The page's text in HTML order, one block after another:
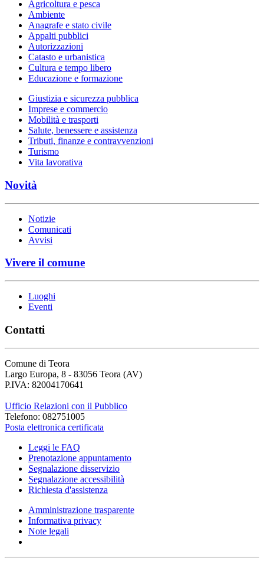
Agricoltura e pesca
Ambiente
Anagrafe e stato civile
Appalti pubblici
Autorizzazioni
Catasto e urbanistica
Cultura e tempo libero
Educazione e formazione
Giustizia e sicurezza pubblica
Imprese e commercio
Mobilità e trasporti
Salute, benessere e assistenza
Tributi, finanze e contravvenzioni
Turismo
Vita lavorativa
Novità
Notizie
Comunicati
Avvisi
Vivere il comune
Luoghi
Eventi
Contatti
Comune di Teora
Largo Europa, 8 - 83056 Teora (AV)
P.IVA: 82004170641
Ufficio Relazioni con il Pubblico
Telefono: 082751005
Posta elettronica certificata
Leggi le FAQ
Prenotazione appuntamento
Segnalazione disservizio
Segnalazione accessibilità
Richiesta d'assistenza
Amministrazione trasparente
Informativa privacy
Note legali